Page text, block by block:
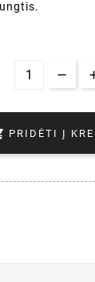
PRIDĖTI Į